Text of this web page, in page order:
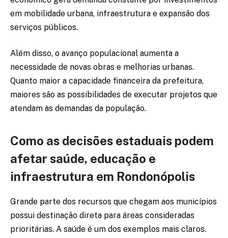
em mobilidade urbana, infraestrutura e expansão dos
serviços públicos.
Além disso, o avanço populacional aumenta a
necessidade de novas obras e melhorias urbanas.
Quanto maior a capacidade financeira da prefeitura,
maiores são as possibilidades de executar projetos que
atendam às demandas da população.
Como as decisões estaduais podem
afetar saúde, educação e
infraestrutura em Rondonópolis
Grande parte dos recursos que chegam aos municípios
possui destinação direta para áreas consideradas
prioritárias. A saúde é um dos exemplos mais claros.